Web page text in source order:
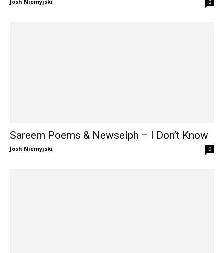
Josh Niemyjski 0
Sareem Poems & Newselph – I Don’t Know
Josh Niemyjski 0